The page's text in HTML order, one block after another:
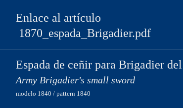
Enlace al artículo
1870_espada_Brigadier.pdf
Espada de ceñir para Brigadier
Army Brigadier's small sword
modelo 1840 / pattern 1840